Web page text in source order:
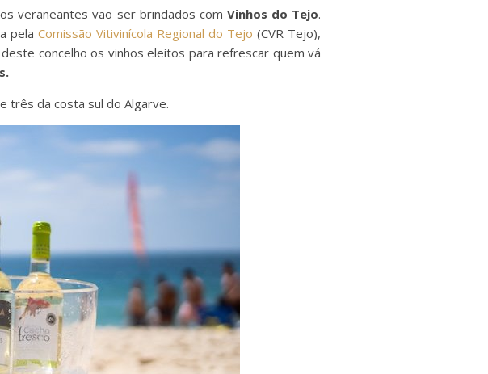
veraneantes vão ser brindados com Vinhos do Tejo.
pela Comissão Vitivinícola Regional do Tejo (CVR Tejo),
concelho os vinhos eleitos para refrescar quem vá
três da costa sul do Algarve.